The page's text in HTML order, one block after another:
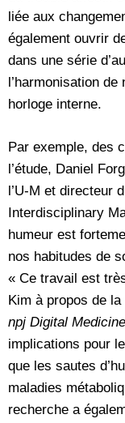
liée aux
également ouvrir
dans une série
l’harmonisation de
horloge interne.
Par exemple, des
l’étude, Daniel
l’U-M et directeur
Interdisciplinary
humeur est
nos habitudes de
« Ce travail est
Kim à propos de la
npj Digital Medicine
implications pour
que les sautes
maladies
recherche a